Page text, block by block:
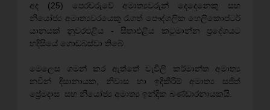
අද (25) පෙරවරුවේ අමාත්‍යවරුන් දෙදෙනෙකු සහ
නියෝජ්‍ය අමාත්‍යවරයෙකු රැගත් පෞද්ගලික හෙලිකොප්ටර්
යානයක් නුවරඑළිය - සීතාඑළිය කටුමාන්න ප්‍රදේශයට
හදිසියේ ගොඩබස්වා තිබේ.
මෙලෙස ගමන් කර ඇත්තේ වැවිලි කර්මාන්ත අමාත්‍ය
නවීන් දිසානායක, නිවාස හා ඉදිකිරීම් අමාත්‍ය සජිත්
ප්‍රේමදාස සහ නියෝජ්‍ය අමාත්‍ය ඉන්දික බණ්ඩාරනායකයි.